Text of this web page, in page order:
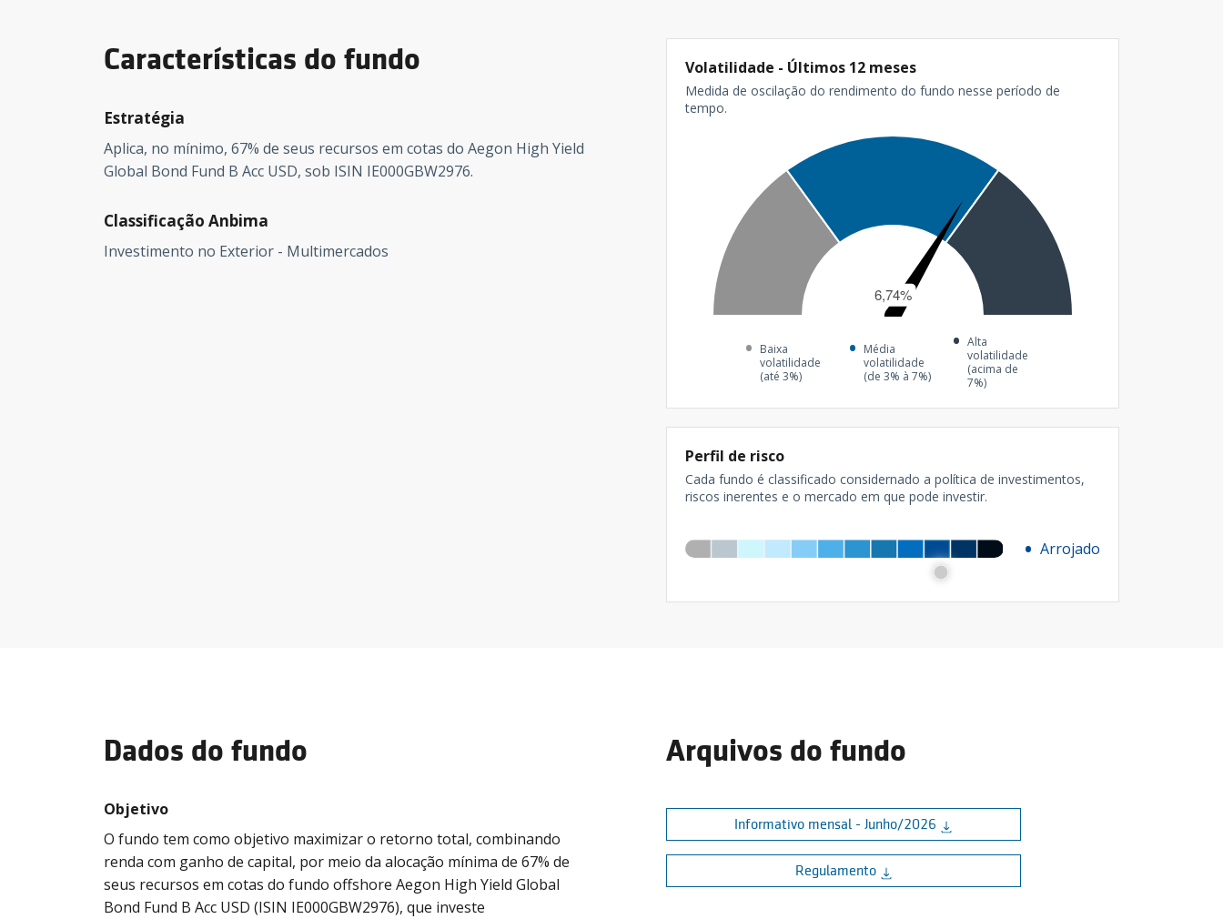
Características do fundo
Estratégia
Aplica, no mínimo, 67% de seus recursos em cotas do Aegon High Yield
Global Bond Fund B Acc USD, sob ISIN IE000GBW2976.
Classificação Anbima
Investimento no Exterior - Multimercados
Volatilidade - Últimos 12 meses
Medida de oscilação do rendimento do fundo nesse período de
tempo.
Baixa
volatilidade
(até 3%)
Média
volatilidade
(de 3% à 7%)
Alta
volatilidade
(acima de
7%)
Perfil de risco
Cada fundo é classificado considernado a política de investimentos,
riscos inerentes e o mercado em que pode investir.
Arrojado
Dados do fundo
Objetivo
O fundo tem como objetivo maximizar o retorno total, combinando
renda com ganho de capital, por meio da alocação mínima de 67% de
seus recursos em cotas do fundo offshore Aegon High Yield Global
Bond Fund B Acc USD (ISIN IE000GBW2976), que investe
Arquivos do fundo
Informativo mensal - Junho/2026
Regulamento